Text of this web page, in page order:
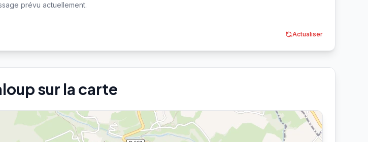
prévu actuellement.
Actualiser
sur la carte